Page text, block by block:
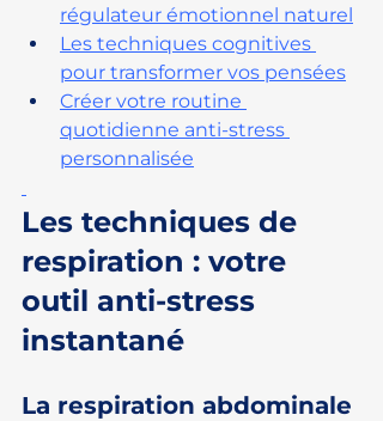
régulateur émotionnel naturel
Les techniques cognitives
pour transformer vos pensées
Créer votre routine
quotidienne anti-stress
personnalisée
Les techniques de
respiration : votre
outil anti-stress
instantané
La respiration abdominale